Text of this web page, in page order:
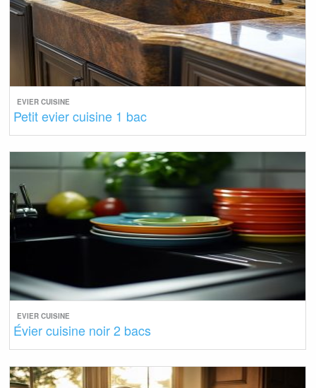
EVIER CUISINE
Petit evier cuisine 1 bac
EVIER CUISINE
Évier cuisine noir 2 bacs